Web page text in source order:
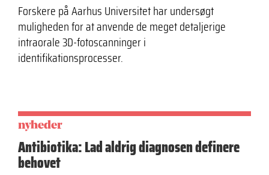
Forskere på Aarhus Universitet har undersøgt
muligheden for at anvende de meget detaljerige
intraorale 3D-fotoscanninger i
identifikationsprocesser.
nyheder
Antibiotika: Lad aldrig diagnosen definere
behovet